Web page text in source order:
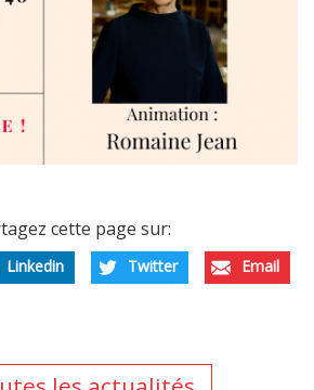
cette page sur:
Linkedin Twitter Email